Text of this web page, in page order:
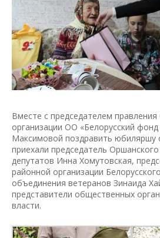
Вместе с председателем
организации ОО «Белорусский
Максимовой поздравить юбиляршу
приехали председатель
депутатов Инна Хомутовская,
районной организации
объединения ветеранов Зинаида
представители общественных
власти.